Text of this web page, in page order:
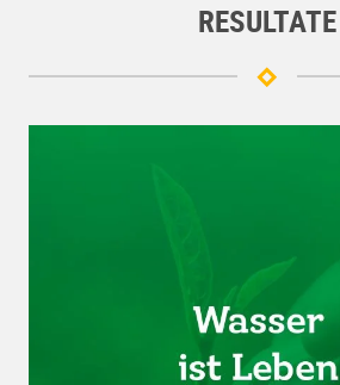
RESULTATE